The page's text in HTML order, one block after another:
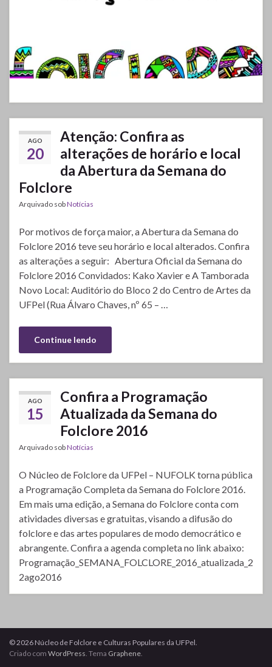
AGO
20
Atenção: Confira as
alterações de horário e local
da Abertura da Semana do
Folclore
Arquivado sobNotícias
Por motivos de força maior, a Abertura da Semana do
Folclore 2016 teve seu horário e local alterados. Confira
as alterações a seguir: Abertura Oficial da Semana do
Folclore 2016 Convidados: Kako Xavier e A Tamborada
Novo Local: Auditório do Bloco 2 do Centro de Artes da
UFPel (Rua Álvaro Chaves, nº 65 – …
Continue lendo
AGO
15
Confira a Programação
Atualizada da Semana do
Folclore 2016
Arquivado sobNotícias
O Núcleo de Folclore da UFPel – NUFOLK torna pública
a Programação Completa da Semana do Folclore 2016.
Em mais uma edição, a Semana do Folclore conta com
atividades diversas e gratuitas, visando a difusão do
folclore e das artes populares de modo democrático e
abrangente. Confira a agenda completa no link abaixo:
Programação_SEMANA_FOLCLORE_2016_atualizada_2
2ago2016
© 2026 Núcleo de Folclore e Culturas Populares da UFPel.
Criado com WordPress. Tema Graphene.